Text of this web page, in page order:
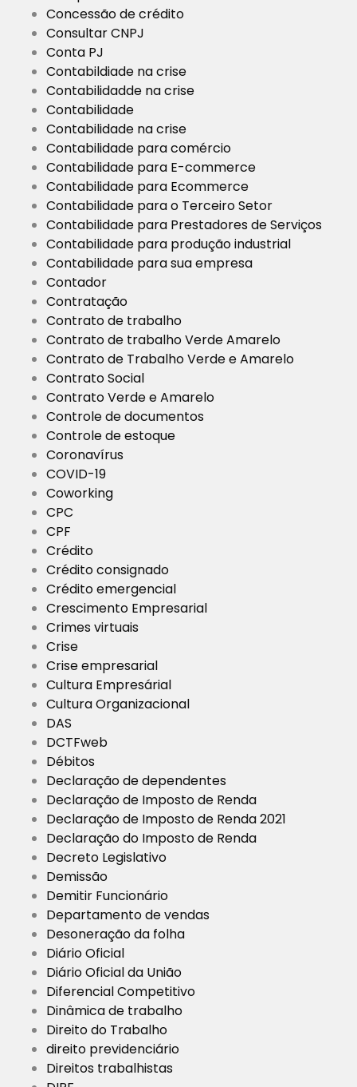
Concessão de crédito
Consultar CNPJ
Conta PJ
Contabildiade na crise
Contabilidadde na crise
Contabilidade
Contabilidade na crise
Contabilidade para comércio
Contabilidade para E-commerce
Contabilidade para Ecommerce
Contabilidade para o Terceiro Setor
Contabilidade para Prestadores de Serviços
Contabilidade para produção industrial
Contabilidade para sua empresa
Contador
Contratação
Contrato de trabalho
Contrato de trabalho Verde Amarelo
Contrato de Trabalho Verde e Amarelo
Contrato Social
Contrato Verde e Amarelo
Controle de documentos
Controle de estoque
Coronavírus
COVID-19
Coworking
CPC
CPF
Crédito
Crédito consignado
Crédito emergencial
Crescimento Empresarial
Crimes virtuais
Crise
Crise empresarial
Cultura Empresárial
Cultura Organizacional
DAS
DCTFweb
Débitos
Declaração de dependentes
Declaração de Imposto de Renda
Declaração de Imposto de Renda 2021
Declaração do Imposto de Renda
Decreto Legislativo
Demissão
Demitir Funcionário
Departamento de vendas
Desoneração da folha
Diário Oficial
Diário Oficial da União
Diferencial Competitivo
Dinâmica de trabalho
Direito do Trabalho
direito previdenciário
Direitos trabalhistas